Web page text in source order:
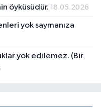
öyküsüdür. 18.05.2026
yok saymanıza
yok edilemez. (Bir